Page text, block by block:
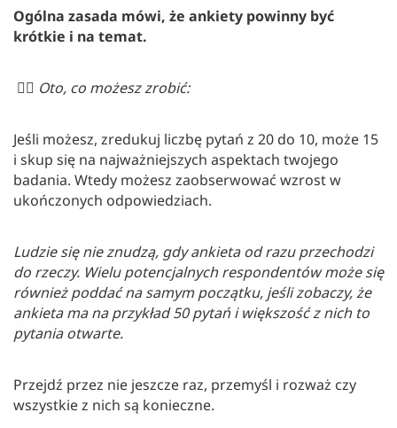
Ogólna zasada mówi, że ankiety powinny być
krótkie i na temat.
👉🏻 Oto, co możesz zrobić:
Jeśli możesz, zredukuj liczbę pytań z 20 do 10, może 15
i skup się na najważniejszych aspektach twojego
badania. Wtedy możesz zaobserwować wzrost w
ukończonych odpowiedziach.
Ludzie się nie znudzą, gdy ankieta od razu przechodzi
do rzeczy. Wielu potencjalnych respondentów może się
również poddać na samym początku, jeśli zobaczy, że
ankieta ma na przykład 50 pytań i większość z nich to
pytania otwarte.
Przejdź przez nie jeszcze raz, przemyśl i rozważ czy
wszystkie z nich są konieczne.